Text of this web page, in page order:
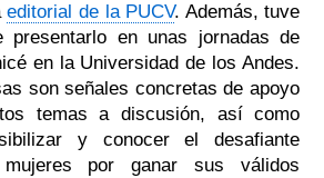
editorial de la PUCV. Además, tuve
presentarlo en unas jornadas de
en la Universidad de los Andes.
son señales concretas de apoyo
temas a discusión, así como
y conocer el desafiante
por ganar sus válidos